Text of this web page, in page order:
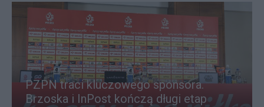
PZPN traci kluczowego sponsora.
Brzoska i InPost kończą długi etap